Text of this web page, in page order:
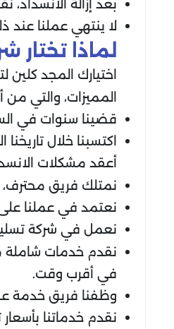
بعد إزالة
لا ينتهي عملنا عند
لماذا
اختيارك المجد
المميزات، والتي من
قضينا سنوات في
اكتسبنا خلال
أعقد مشكلات
نمتلك فريق محترف،
نعتمد في عملنا
نعمل في شركة
نقدم خدمات شاملة
في أقرب وقت.
وظفنا فريق خدمة
نقدم خدماتنا